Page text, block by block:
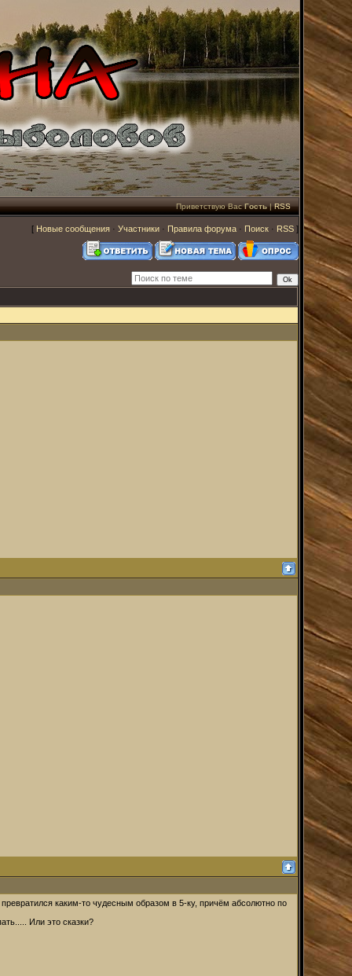
Приветствую Вас Гость|RSS
[ Новые сообщения · Участники · Правила форума · Поиск · RSS ]
каким-то чудесным образом в 5-ку, причём абсолютно по
Или это сказки?